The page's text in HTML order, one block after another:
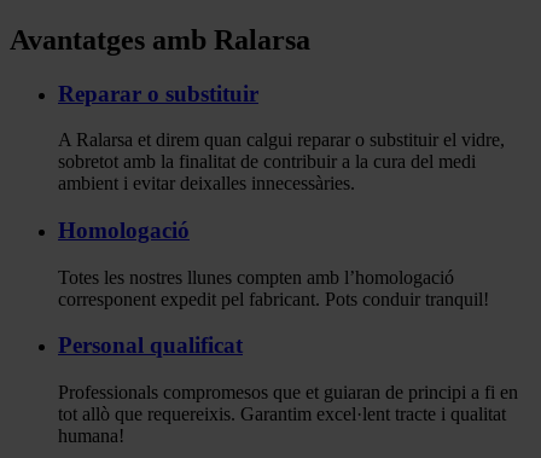
Avantatges amb Ralarsa
Reparar o substituir
A Ralarsa et direm quan calgui reparar o substituir el vidre,
sobretot amb la finalitat de contribuir a la cura del medi
ambient i evitar deixalles innecessàries.
Homologació
Totes les nostres llunes compten amb l’homologació
corresponent expedit pel fabricant. Pots conduir tranquil!
Personal qualificat
Professionals compromesos que et guiaran de principi a fi en
tot allò que requereixis. Garantim excel·lent tracte i qualitat
humana!